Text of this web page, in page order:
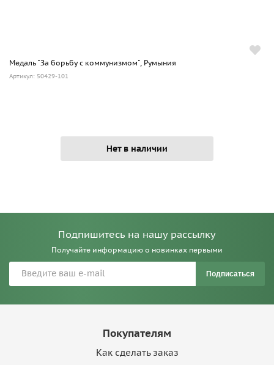
Медаль "За борьбу с коммунизмом", Румыния
Артикул: 50429-101
Нет в наличии
Подпишитесь на нашу рассылку
Получайте информацию о новинках первыми
Подписаться
Покупателям
Как сделать заказ